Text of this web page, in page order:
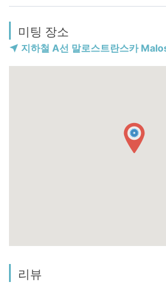
예약확정 된 고객이 투어시간 시작 기준
🔻 10일 전 취소 시, 예약금 전액 환불
🔻 4일~9일 전 취소 시, 예약금 50% 환불
🔻 당일~3일 전 취소 시, 예약금 환불 불가
1. 예약신청을 하고, 예약가능성에 대한 확
2. 개인 프로필의 예약내역에서 청구서 확
3. 입금 확인 후, 24시간 내에 예약확정 바
4. 즐거운 마음으로 여행준비 하기
미팅 장소
지하철 A선 말로스트란스카
리뷰